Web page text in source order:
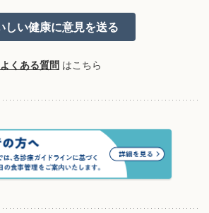
よくある質問 はこちら